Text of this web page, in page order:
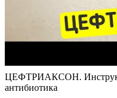
ЦЕФТРИАКСОН.
антибиотика